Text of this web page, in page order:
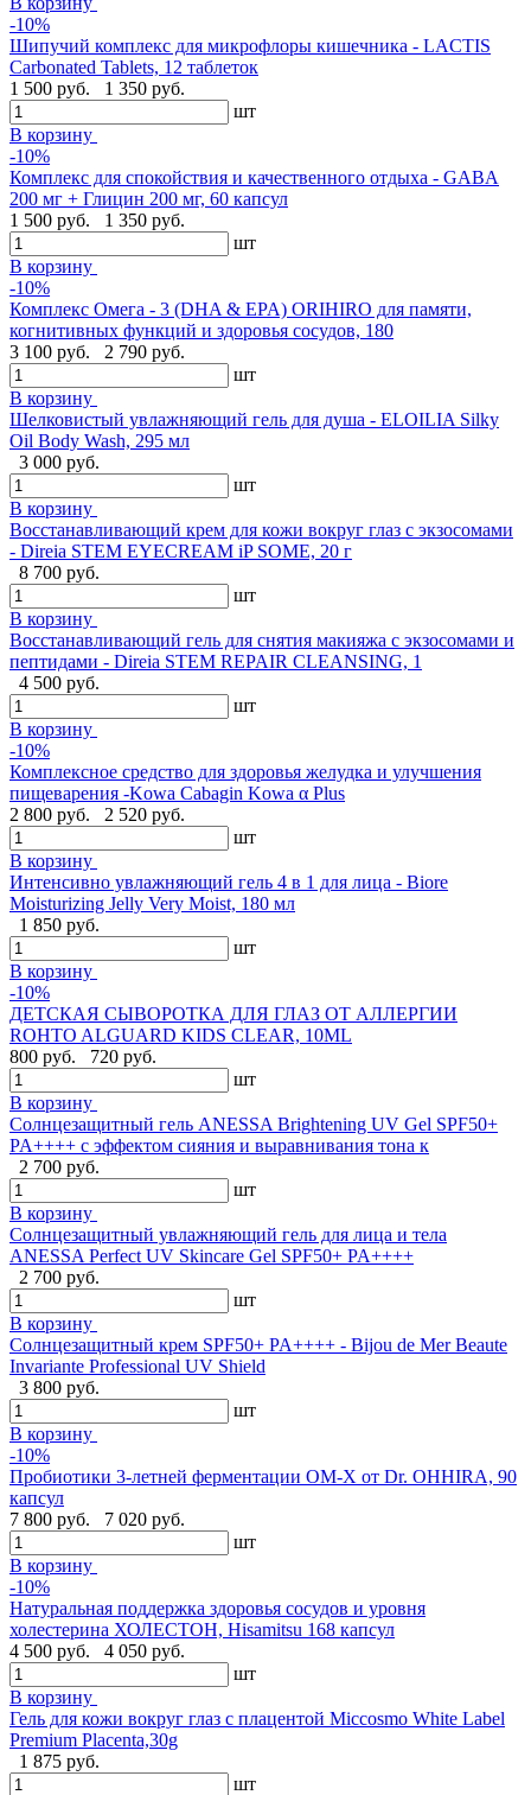
-10%
Шипучий комплекс для микрофлоры кишечника - LACTIS
Carbonated Tablets, 12 таблеток
1 500 руб.
1 350 руб.
шт
В корзину
-10%
Комплекс для спокойствия и качественного отдыха - GABA
200 мг + Глицин 200 мг, 60 капсул
1 500 руб.
1 350 руб.
шт
В корзину
-10%
Комплекс Омега - 3 (DHA & EPA) ORIHIRO для памяти,
когнитивных функций и здоровья сосудов, 180
3 100 руб.
2 790 руб.
шт
В корзину
Шелковистый увлажняющий гель для душа - ELOILIA Silky
Oil Body Wash, 295 мл
3 000 руб.
шт
В корзину
Восстанавливающий крем для кожи вокруг глаз с экзосомами
- Direia STEM EYECREAM iP SOME, 20 г
8 700 руб.
шт
В корзину
Восстанавливающий гель для снятия макияжа с экзосомами и
пептидами - Direia STEM REPAIR CLEANSING, 1
4 500 руб.
шт
В корзину
-10%
Комплексное средство для здоровья желудка и улучшения
пищеварения -Kowa Cabagin Kowa α Plus
2 800 руб.
2 520 руб.
шт
В корзину
Интенсивно увлажняющий гель 4 в 1 для лица - Biore
Moisturizing Jelly Very Moist, 180 мл
1 850 руб.
шт
В корзину
-10%
ДЕТСКАЯ СЫВОРОТКА ДЛЯ ГЛАЗ ОТ АЛЛЕРГИИ
ROHTO ALGUARD KIDS CLEAR, 10ML
800 руб.
720 руб.
шт
В корзину
Солнцезащитный гель ANESSA Brightening UV Gel SPF50+
PA++++ с эффектом сияния и выравнивания тона к
2 700 руб.
шт
В корзину
Солнцезащитный увлажняющий гель для лица и тела
ANESSA Perfect UV Skincare Gel SPF50+ PA++++
2 700 руб.
шт
В корзину
Cолнцезащитный крем SPF50+ PA++++ - Bijou de Mer Beaute
Invariante Professional UV Shield
3 800 руб.
шт
В корзину
-10%
Пробиотики 3-летней ферментации OM-X от Dr. OHHIRA, 90
капсул
7 800 руб.
7 020 руб.
шт
В корзину
-10%
Натуральная поддержка здоровья сосудов и уровня
холестерина ХОЛЕСТОН, Hisamitsu 168 капсул
4 500 руб.
4 050 руб.
шт
В корзину
Гель для кожи вокруг глаз с плацентой Miccosmo White Label
Premium Placenta,30g
1 875 руб.
шт